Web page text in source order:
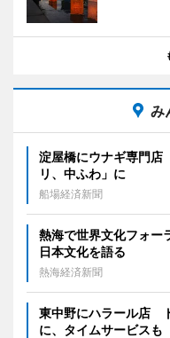
み
淀屋橋にウナギ専門
リ、中ふわ」に
船場経済新聞
熱海で世界文化フォ
日本文化を語る
熱海経済新聞
東中野にハラール店
に、タイムサービスも